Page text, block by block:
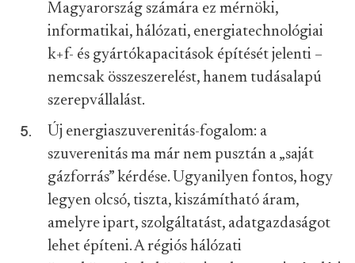
Magyarország számára ez mérnöki,
informatikai, hálózati, energiatechnológiai
k+f- és gyártókapacitások építését jelenti –
nemcsak összeszerelést, hanem tudásalapú
szerepvállalást.
Új energiaszuverenitás-fogalom: a
szuverenitás ma már nem pusztán a „saját
gázforrás” kérdése. Ugyanilyen fontos, hogy
legyen olcsó, tiszta, kiszámítható áram,
amelyre ipart, szolgáltatást, adatgazdaságot
lehet építeni. A régiós hálózati